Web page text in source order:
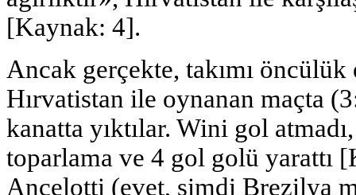
[Kaynak: 4].
Ancak gerçekte, takımı
Hırvatistan ile oynanan maçta
kanatta yıktılar. Wini gol
toparlama ve 4 gol golü yarattı
Ancelotti (evet, şimdi Brezilya